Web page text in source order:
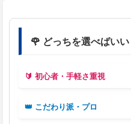
🌹 どっちを選べばい
🔰 初心者・手軽さ重視
👑 こだわり派・プロ